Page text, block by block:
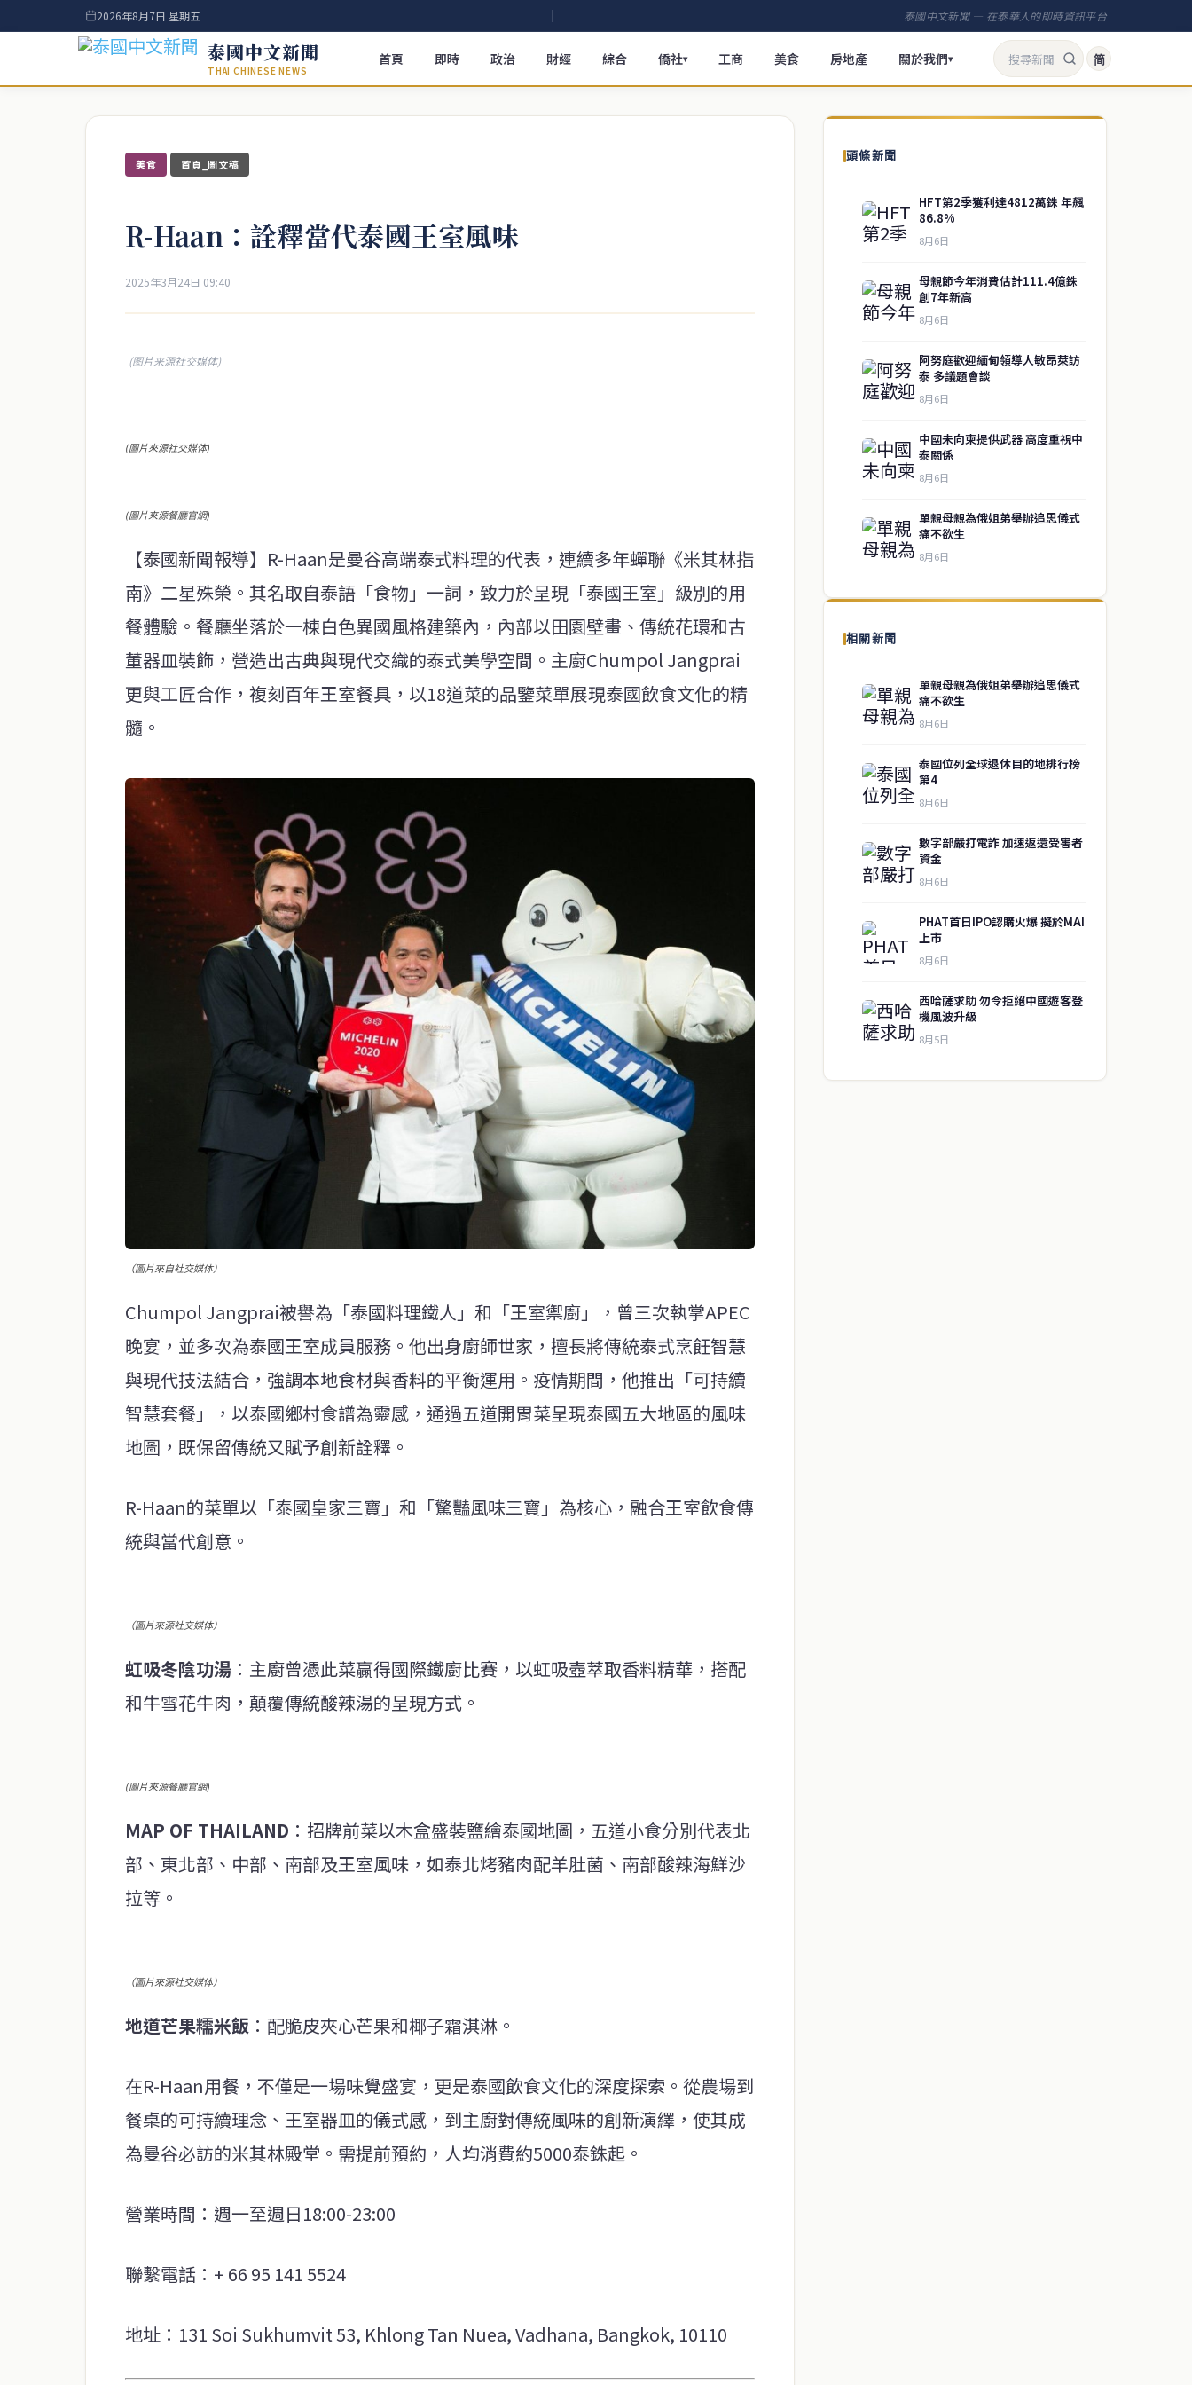
2026年8月7日 星期五 泰國中文新聞 — 在泰華人的即時資訊平台
泰國中文新聞
THAI CHINESE NEWS
首頁 即時 政治 財經 綜合 僑社▾ 工商 美食 房地產 關於我們▾ 简
美食 首頁_圖文稿
R-Haan：詮釋當代泰國王室風味
2025年3月24日 09:40
(图片来源社交媒体)
(圖片來源社交媒体)
(圖片來源餐廳官網)
【泰國新聞報導】R-Haan是曼谷高端泰式料理的代表，連續多年蟬聯《米其林指
南》二星殊榮。其名取自泰語「食物」一詞，致力於呈現「泰國王室」級別的用
餐體驗。餐廳坐落於一棟白色異國風格建築內，內部以田園壁畫、傳統花環和古
董器皿裝飾，營造出古典與現代交織的泰式美學空間。主廚Chumpol Jangprai
更與工匠合作，複刻百年王室餐具，以18道菜的品鑒菜單展現泰國飲食文化的精
髓。
（圖片來自社交媒体）
Chumpol Jangprai被譽為「泰國料理鐵人」和「王室禦廚」，曾三次執掌APEC
晚宴，並多次為泰國王室成員服務。他出身廚師世家，擅長將傳統泰式烹飪智慧
與現代技法結合，強調本地食材與香料的平衡運用。疫情期間，他推出「可持續
智慧套餐」，以泰國鄉村食譜為靈感，通過五道開胃菜呈現泰國五大地區的風味
地圖，既保留傳統又賦予創新詮釋。
R-Haan的菜單以「泰國皇家三寶」和「驚豔風味三寶」為核心，融合王室飲食傳
統與當代創意。
（圖片來源社交媒体）
虹吸冬陰功湯 ：主廚曾憑此菜贏得國際鐵廚比賽，以虹吸壺萃取香料精華，搭配
和牛雪花牛肉，顛覆傳統酸辣湯的呈現方式。
(圖片來源餐廳官網)
MAP OF THAILAND ：招牌前菜以木盒盛裝鹽繪泰國地圖，五道小食分別代表北
部、東北部、中部、南部及王室風味，如泰北烤豬肉配羊肚菌、南部酸辣海鮮沙
拉等。
（圖片來源社交媒体）
地道芒果糯米飯 ：配脆皮夾心芒果和椰子霜淇淋。
在R-Haan用餐，不僅是一場味覺盛宴，更是泰國飲食文化的深度探索。從農場到
餐桌的可持續理念、王室器皿的儀式感，到主廚對傳統風味的創新演繹，使其成
為曼谷必訪的米其林殿堂。需提前預約，人均消費約5000泰銖起。
營業時間：週一至週日18:00-23:00
聯繫電話：+ 66 95 141 5524
地址：131 Soi Sukhumvit 53, Khlong Tan Nuea, Vadhana, Bangkok, 10110
頭條新聞
HFT第2季獲利達4812萬銖 年飆
86.8%
8月6日
母親節今年消費估計111.4億銖
創7年新高
8月6日
阿努庭歡迎緬甸領導人敏昂萊訪
泰 多議題會談
8月6日
中國未向柬提供武器 高度重視中
泰關係
8月6日
單親母親為俄姐弟舉辦追思儀式
痛不欲生
8月6日
相關新聞
單親母親為俄姐弟舉辦追思儀式
痛不欲生
8月6日
泰國位列全球退休目的地排行榜
第4
8月6日
數字部嚴打電詐 加速返還受害者
資金
8月6日
PHAT首日IPO認購火爆 擬於MAI
上市
8月6日
西哈薩求助 勿令拒絕中國遊客登
機風波升級
8月5日